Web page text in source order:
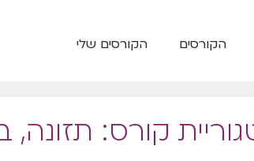
הקורסים הקורסים שלי
קורס: תזונה,